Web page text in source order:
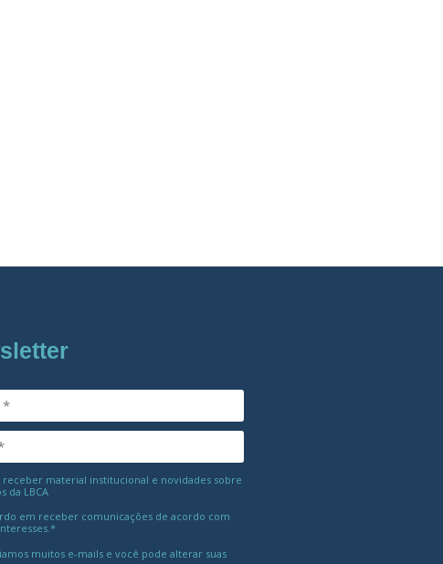
receber material institucional e novidades sobre
da LBCA
em receber comunicações de acordo com
muitos e-mails e você pode alterar suas